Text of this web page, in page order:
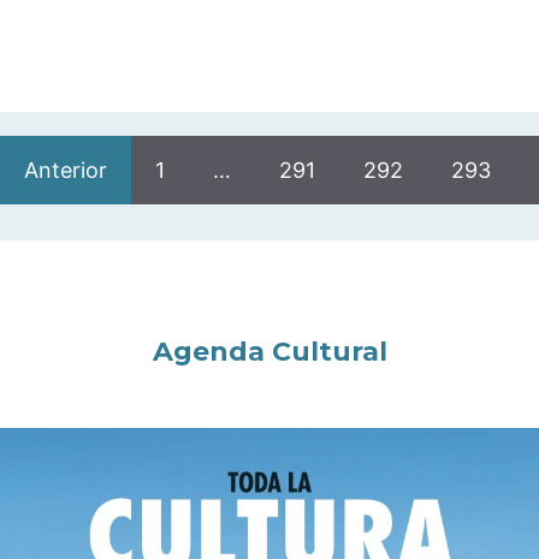
Anterior 1 … 291 292 293
Agenda Cultural